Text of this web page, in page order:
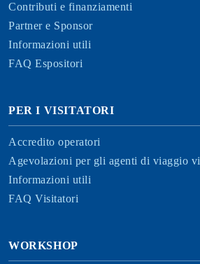
Contributi e finanziamenti
Partner e Sponsor
Informazioni utili
FAQ Espositori
PER I VISITATORI
Accredito operatori
Agevolazioni per gli agenti di viaggio
Informazioni utili
FAQ Visitatori
WORKSHOP